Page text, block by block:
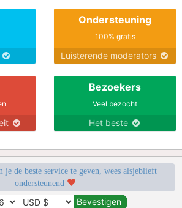
Ondersteuning
100% gratis
Luisterende moderators
Bezoekers
Veel bezocht
Het beste
je de beste service te geven, wees alsjeblieft
ondersteunend